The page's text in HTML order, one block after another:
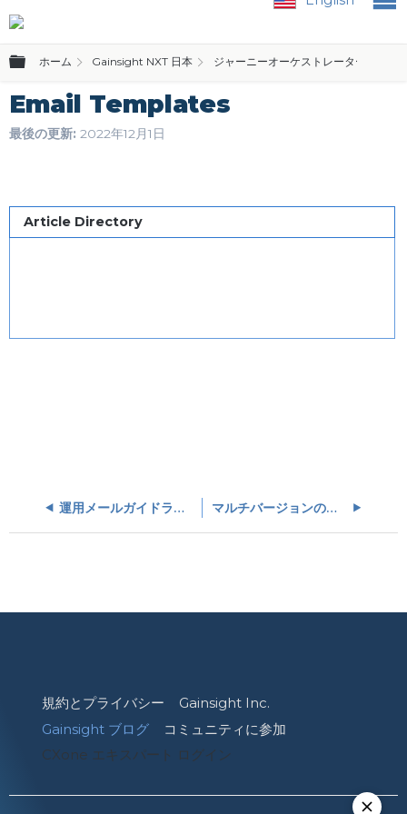
グローバル階層を展開/折りたたむ
ホーム Gainsight NXT 日本 ジャーニーオーケストレーターとメー
Email Templates
最後の更新 2022年12月1日
Article Directory
運用メールガイドライン マルチバージョンのメールを作成して送信
規約とプライバシー
Gainsight Inc.
Gainsight ブログ
コミュニティに参加
CXone エキスパート ログイン